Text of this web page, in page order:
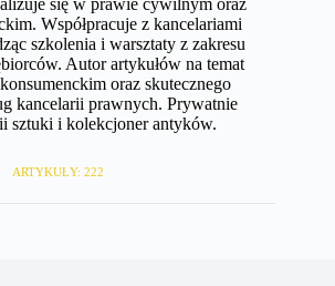
Współpracuje z kancelariami
szkolenia i warsztaty z zakresu
Autor artykułów na temat
oraz skutecznego
kancelarii prawnych. Prywatnie
sztuki i kolekcjoner antyków.
ARTYKUŁY: 222